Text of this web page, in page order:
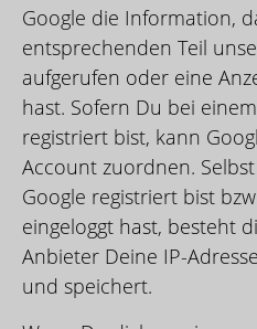
Google die Information,
entsprechenden Teil
aufgerufen oder eine
hast. Sofern Du bei
registriert bist, kann
Account zuordnen.
Google registriert bist
eingeloggt hast, besteht
Anbieter Deine IP-
und speichert.